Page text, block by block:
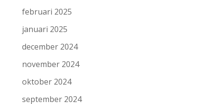
februari 2025
januari 2025
december 2024
november 2024
oktober 2024
september 2024